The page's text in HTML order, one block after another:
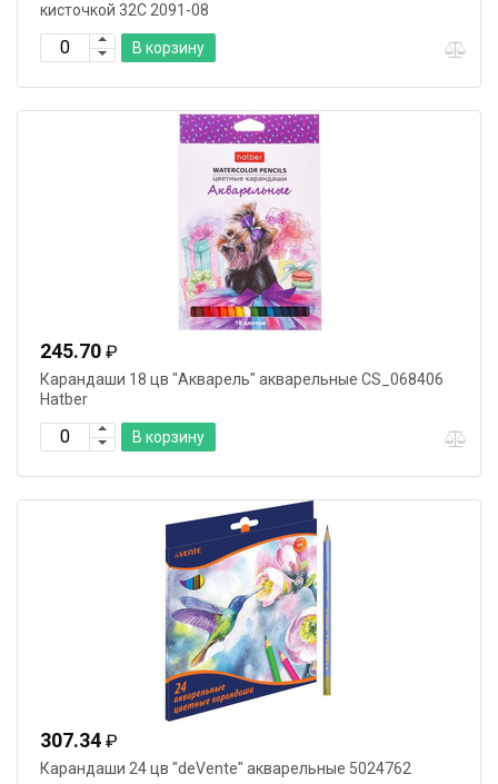
кисточкой 32С 2091-08
В корзину
245.70 ₽
Карандаши 18 цв "Акварель" акварельные CS_068406
Hatber
В корзину
307.34 ₽
Карандаши 24 цв "deVente" акварельные 5024762